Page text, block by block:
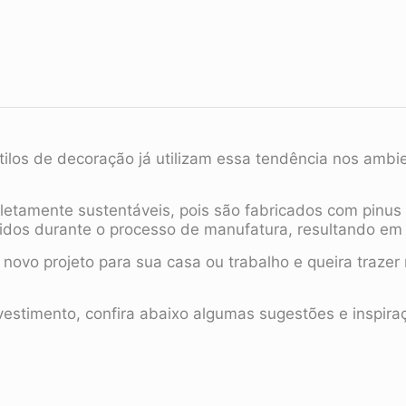
de decoração já utilizam essa tendência nos
sustentáveis, pois são fabricados com
durante o processo de manufatura, resultando
projeto para sua casa ou trabalho e queira
confira abaixo algumas sugestões e